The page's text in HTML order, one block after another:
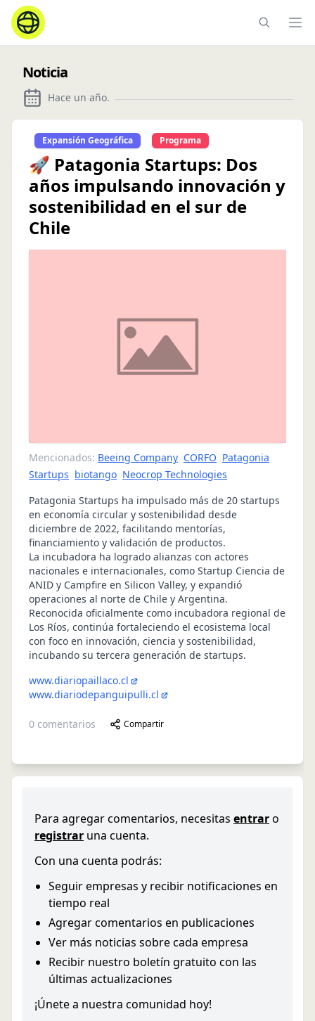
Noticia
Hace un año.
Expansión Geográfica Programa
🚀 Patagonia Startups: Dos
años impulsando innovación y
sostenibilidad en el sur de
Chile
Mencionados: Beeing Company CORFO Patagonia
Startups biotango Neocrop Technologies
Patagonia Startups ha impulsado más de 20 startups
en economía circular y sostenibilidad desde
diciembre de 2022, facilitando mentorías,
financiamiento y validación de productos.
La incubadora ha logrado alianzas con actores
nacionales e internacionales, como Startup Ciencia de
ANID y Campfire en Silicon Valley, y expandió
operaciones al norte de Chile y Argentina.
Reconocida oficialmente como incubadora regional de
Los Ríos, continúa fortaleciendo el ecosistema local
con foco en innovación, ciencia y sostenibilidad,
incubando su tercera generación de startups.
www.diariopaillaco.cl
www.diariodepanguipulli.cl
0 comentarios Compartir
Para agregar comentarios, necesitas entraro
registrar una cuenta.
Con una cuenta podrás:
Seguir empresas y recibir notificaciones en
tiempo real
Agregar comentarios en publicaciones
Ver más noticias sobre cada empresa
Recibir nuestro boletín gratuito con las
últimas actualizaciones
¡Únete a nuestra comunidad hoy!